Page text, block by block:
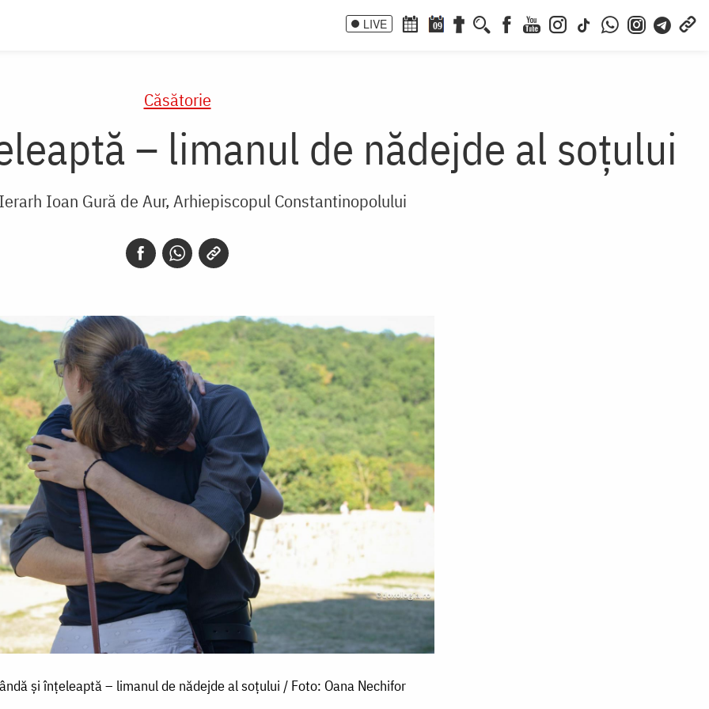
LIVE 09
Căsătorie
– limanul de nădejde al soțului
Ioan Gură de Aur, Arhiepiscopul Constantinopolului
și înțeleaptă – limanul de nădejde al soțului / Foto: Oana Nechifor